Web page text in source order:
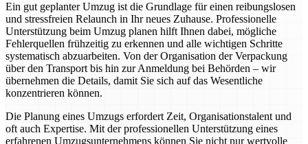
Ein gut geplanter Umzug ist die Grundlage für einen reibungslosen
und stressfreien Relaunch in Ihr neues Zuhause. Professionelle
Unterstützung beim Umzug planen hilft Ihnen dabei, mögliche
Fehlerquellen frühzeitig zu erkennen und alle wichtigen Schritte
systematisch abzuarbeiten. Von der Organisation der Verpackung
über den Transport bis hin zur Anmeldung bei Behörden – wir
übernehmen die Details, damit Sie sich auf das Wesentliche
konzentrieren können.
Die Planung eines Umzugs erfordert Zeit, Organisationstalent und
oft auch Expertise. Mit der professionellen Unterstützung eines
erfahrenen Umzugsunternehmens können Sie nicht nur wertvolle